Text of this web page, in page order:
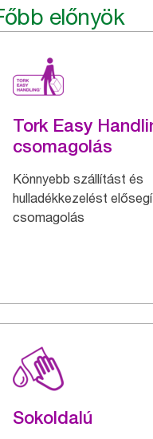
előnyök
Tork Easy
csomagolás
Könnyebb szállítást és
hulladékkezelést
csomagolás
Sokoldalú